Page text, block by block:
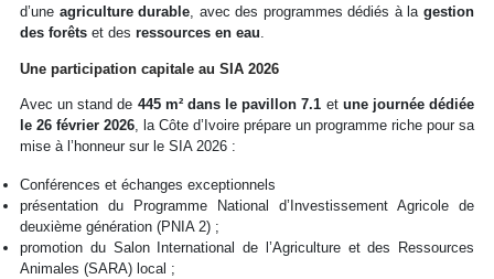
d’une agriculture durable , avec des programmes dédiés à lagestion
des forêts et des ressources en eau
Une participation capitale au SIA 2026
Avec un stand de 445 m² dans le pavillon 7.1 et une journée dédiée
le 26 février 2026 , la Côte d’Ivoire prépare un programme riche pour sa
mise à l’honneur sur le SIA 2026 :
Conférences et échanges exceptionnels
présentation du Programme National d’Investissement Agricole de
deuxième génération (PNIA 2) ;
promotion du Salon International de l’Agriculture et des Ressources
Animales (SARA) local ;